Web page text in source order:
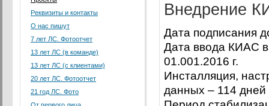
Реквизиты и контакты
О нас пишут
7 лет ЛС. Фотоотчет
13 лет ЛС (в команде)
13 лет ЛС (с клиентами)
20 лет ЛС. Фотоотчет
21 год ЛС. Фото
Внедрение
Дата подписания
Дата ввода КИАС
01.001.2016 г.
Инсталляция,
данных – 114 дней